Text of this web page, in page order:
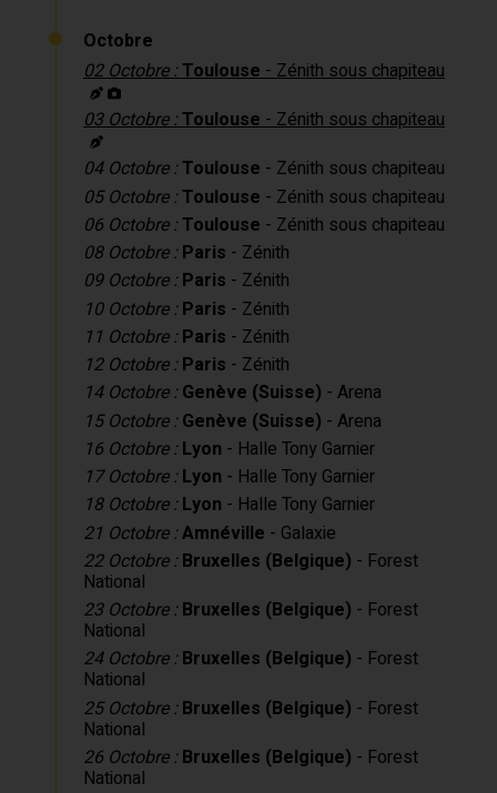
Octobre
02 Octobre :Toulouse- Zénith sous chapiteau
03 Octobre :Toulouse- Zénith sous chapiteau
04 Octobre :Toulouse - Zénith sous chapiteau
05 Octobre :Toulouse - Zénith sous chapiteau
06 Octobre :Toulouse - Zénith sous chapiteau
08 Octobre : Paris - Zénith
09 Octobre : Paris - Zénith
10 Octobre : Paris - Zénith
11 Octobre : Paris - Zénith
12 Octobre : Paris - Zénith
14 Octobre : Genève (Suisse) - Arena
15 Octobre : Genève (Suisse) - Arena
16 Octobre : Lyon - Halle Tony Garnier
17 Octobre : Lyon - Halle Tony Garnier
18 Octobre : Lyon - Halle Tony Garnier
21 Octobre :Amnéville - Galaxie
22 Octobre : Bruxelles (Belgique)
National
23 Octobre : Bruxelles (Belgique)
National
24 Octobre : Bruxelles (Belgique)
National
25 Octobre : Bruxelles (Belgique)
National
26 Octobre : Bruxelles (Belgique)
National